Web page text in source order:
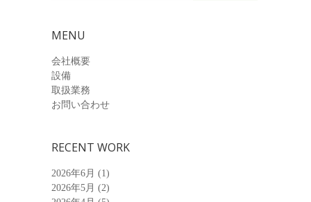
MENU
会社概要
設備
取扱業務
お問い合わせ
RECENT WORK
2026年6月 (1)
2026年5月 (2)